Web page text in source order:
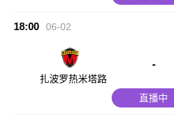
18:00 06-02
扎波罗热米塔路
-
直播中